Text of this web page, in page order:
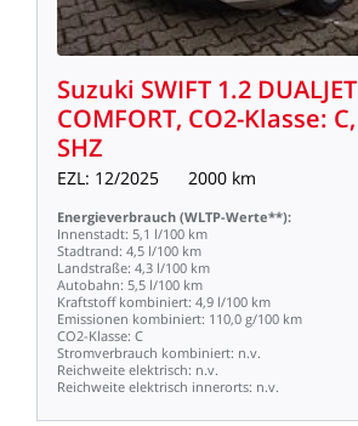
Suzuki SWIFT 1.2 DUALJET
COMFORT, CO2-Klasse: C,
SHZ
EZL: 12/2025 2000 km
Energieverbrauch (WLTP-Werte**):
Innenstadt: 5,1 l/100 km
Stadtrand: 4,5 l/100 km
Landstraße: 4,3 l/100 km
Autobahn: 5,5 l/100 km
Kraftstoff kombiniert: 4,9 l/100 km
Emissionen kombiniert: 110,0 g/100 km
CO2-Klasse: C
Stromverbrauch kombiniert: n.v.
Reichweite elektrisch: n.v.
Reichweite elektrisch innerorts: n.v.